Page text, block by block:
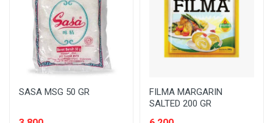
SASA MSG 50 GR
FILMA MARGARIN
SALTED 200 GR